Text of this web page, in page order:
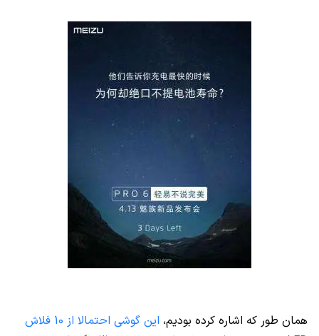
همان طور که اشاره کرده بودیم، این گوشی احتمالا از 10 فلاش